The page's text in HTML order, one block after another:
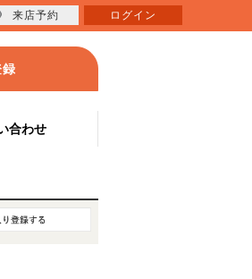
合わせ
来店予約 ログイン